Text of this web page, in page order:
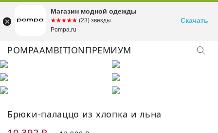
POMPAAMBITIONПРЕМИУМ
Брюки-палаццо из хлопка и льна
Магазин модной одежды
☆☆☆☆☆
★★★★★ (23) звезды
Pompa.ru
Скачать